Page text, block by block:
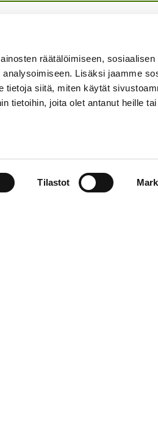
räätälöimiseen, sosiaalisen
Lisäksi jaamme
tietoja siitä, miten käytät
tietoihin, joita olet antanut heille
Tilastot